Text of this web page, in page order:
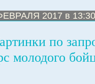
2017 в